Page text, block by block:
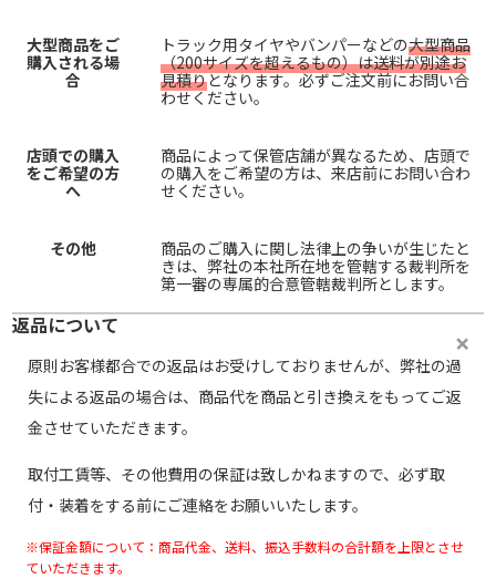
大型商品をご
購入される場
合
トラック用タイヤやバンパーなどの大型商品
（200サイズを超えるもの）は送料が別途お
見積りとなります。必ずご注文前にお問い合
わせください。
店頭での購入
をご希望の方
へ
商品によって保管店舗が異なるため、店頭で
の購入をご希望の方は、来店前にお問い合わ
せください。
その他
商品のご購入に関し法律上の争いが生じたと
きは、弊社の本社所在地を管轄する裁判所を
第一審の専属的合意管轄裁判所とします。
返品について
原則お客様都合での返品はお受けしておりませんが、弊社の過
失による返品の場合は、商品代を商品と引き換えをもってご返
金させていただきます。
取付工賃等、その他費用の保証は致しかねますので、必ず取
付・装着をする前にご連絡をお願いいたします。
※保証金額について：商品代金、送料、振込手数料の合計額を上限とさせ
ていただきます。